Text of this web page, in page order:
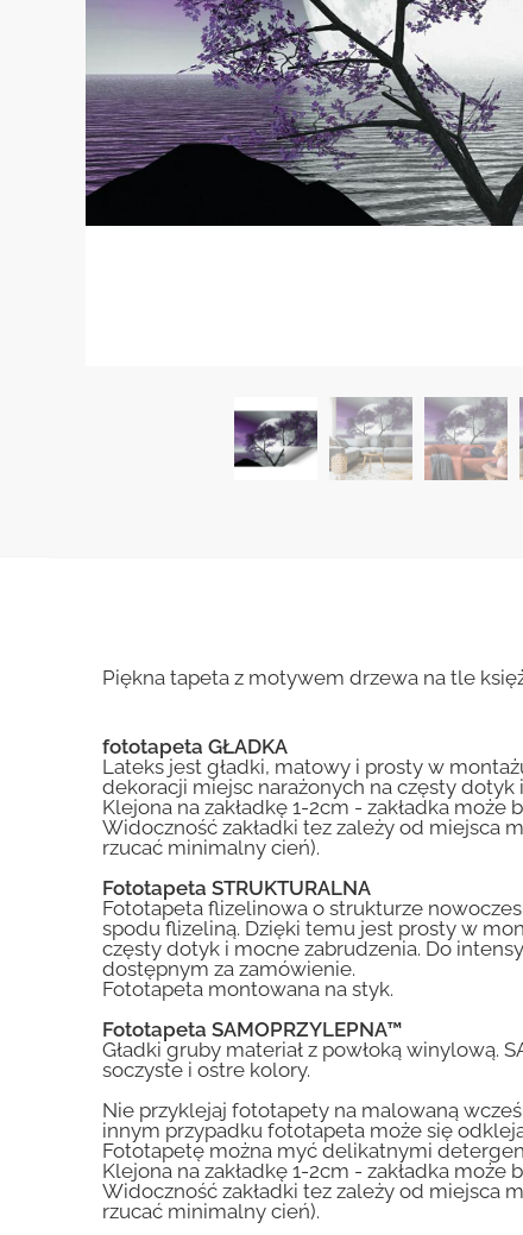
Piękna tapeta z motywem drzewa na tle
fototapeta GŁADKA
Lateks jest gładki, matowy i prosty w
dekoracji miejsc narażonych na częsty dotyk
Klejona na zakładkę 1-2cm - zakładka
Widoczność zakładki tez zależy od miejsca
rzucać minimalny cień).
Fototapeta STRUKTURALNA
Fototapeta flizelinowa o strukturze
spodu flizeliną. Dzięki temu jest prosty w
częsty dotyk i mocne zabrudzenia. Do
dostępnym za zamówienie.
Fototapeta montowana na styk.
Fototapeta SAMOPRZYLEPNA™
Gładki gruby materiał z powłoką winylową.
soczyste i ostre kolory.
Nie przyklejaj fototapety na malowaną
innym przypadku fototapeta może się
Fototapetę można myć delikatnymi
Klejona na zakładkę 1-2cm - zakładka
Widoczność zakładki tez zależy od miejsca
rzucać minimalny cień).